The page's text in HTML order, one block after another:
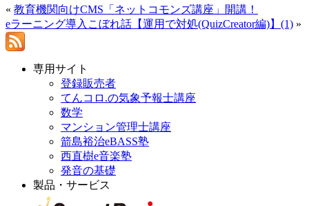
« 教育機関向けCMS「ネットコモンズ講座」開講！
eラーニング導入こぼれ話【運用で対処(QuizCreator編)】(1) »
専用サイト
登録販売者
てんコロ.の気象予報士講座
数学
マンション管理士講座
箭島裕治eBASS塾
西直樹e音楽塾
発音の基礎
製品・サービス